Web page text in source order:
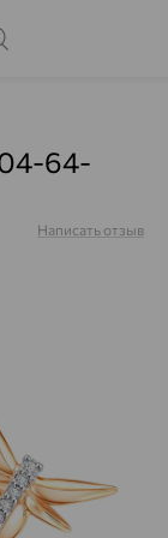
64-
Написать отзыв